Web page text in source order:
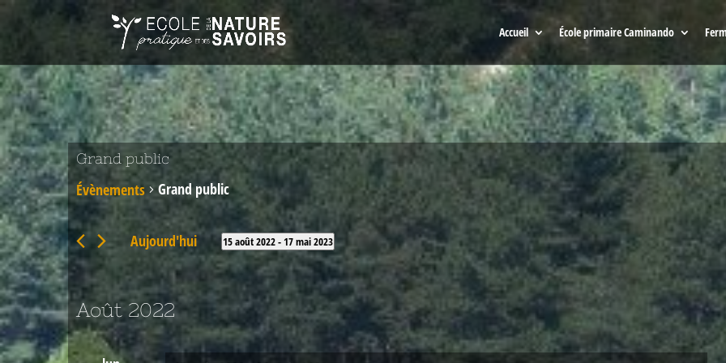
Accueil École primaire Caminando
Grand public
Évènements Grand public
Aujourd'hui 15 août 2022 - 17 mai 2023
Sélectionnez
une
date.
Août 2022